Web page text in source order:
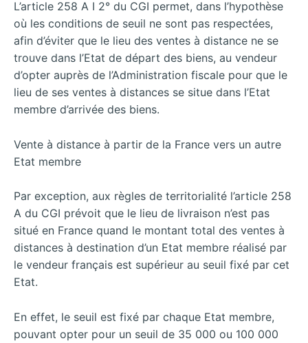
L’article 258 A I 2° du CGI permet, dans l’hypothèse
où les conditions de seuil ne sont pas respectées,
afin d’éviter que le lieu des ventes à distance ne se
trouve dans l’Etat de départ des biens, au vendeur
d’opter auprès de l’Administration fiscale pour que le
lieu de ses ventes à distances se situe dans l’Etat
membre d’arrivée des biens.
Vente à distance à partir de la France vers un autre
Etat membre
Par exception, aux règles de territorialité l’article 258
A du CGI prévoit que le lieu de livraison n’est pas
situé en France quand le montant total des ventes à
distances à destination d’un Etat membre réalisé par
le vendeur français est supérieur au seuil fixé par cet
Etat.
En effet, le seuil est fixé par chaque Etat membre,
pouvant opter pour un seuil de 35 000 ou 100 000